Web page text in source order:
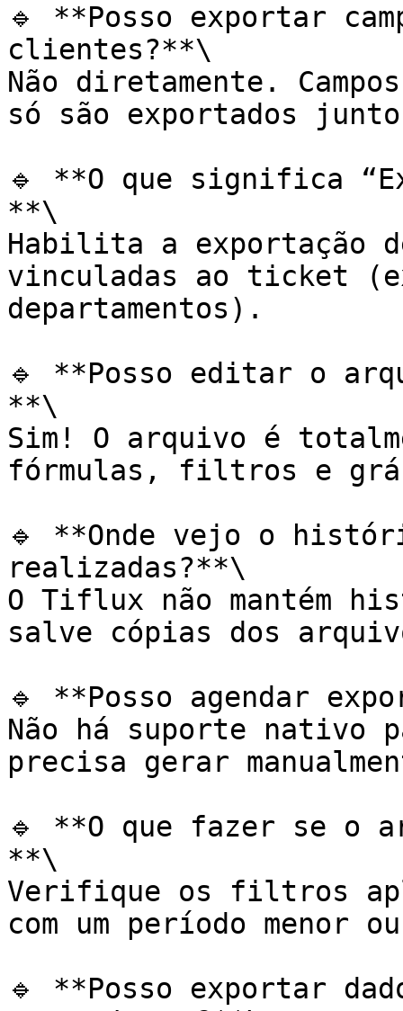
🔹 **Posso exportar
clientes?**\
Não diretamente.
só são exportados
🔹 **O que significa
**\
Habilita a exportação
vinculadas ao ticket
departamentos).
🔹 **Posso editar o
**\
Sim! O arquivo é
fórmulas, filtros e
🔹 **Onde vejo o
realizadas?**\
O Tiflux não mantém
salve cópias dos
🔹 **Posso agendar
Não há suporte nativo
precisa gerar
🔹 **O que fazer se o
**\
Verifique os filtros
com um período menor
🔹 **Posso exportar